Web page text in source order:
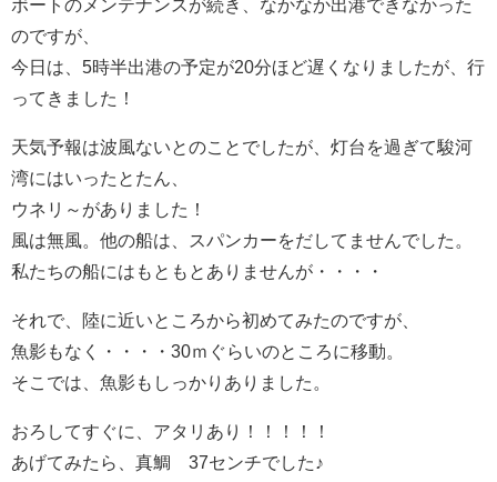
ボートのメンテナンスが続き、なかなか出港できなかった
のですが、
今日は、5時半出港の予定が20分ほど遅くなりましたが、行
ってきました！
天気予報は波風ないとのことでしたが、灯台を過ぎて駿河
湾にはいったとたん、
ウネリ～がありました！
風は無風。他の船は、スパンカーをだしてませんでした。
私たちの船にはもともとありませんが・・・・
それで、陸に近いところから初めてみたのですが、
魚影もなく・・・・30ｍぐらいのところに移動。
そこでは、魚影もしっかりありました。
おろしてすぐに、アタリあり！！！！！
あげてみたら、真鯛 37センチでした♪